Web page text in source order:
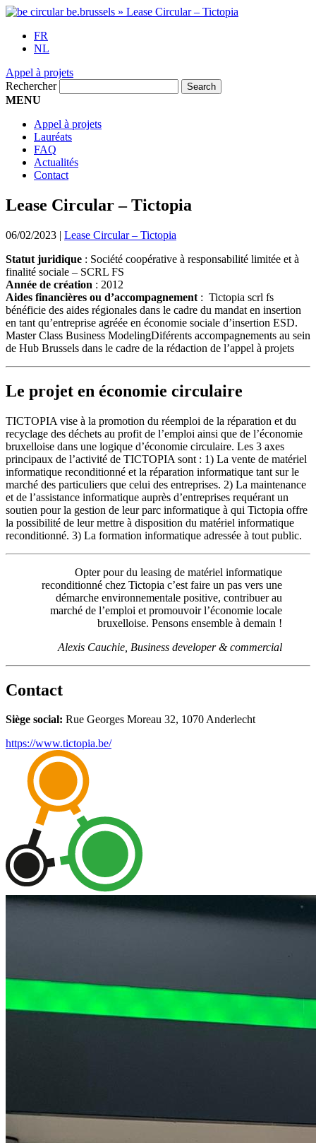
FR
NL
Appel à projets
Rechercher
MENU
Appel à projets
Lauréats
FAQ
Actualités
Contact
Lease Circular – Tictopia
06/02/2023 | Lease Circular – Tictopia
Statut juridique : Société coopérative à responsabilité limitée et à
finalité sociale – SCRL FS
Année de création : 2012
Aides financières ou d’accompagnement : Tictopia scrl fs
bénéficie des aides régionales dans le cadre du mandat en insertion
en tant qu’entreprise agréée en économie sociale d’insertion ESD.
Master Class Business ModelingDiférents accompagnements au sein
de Hub Brussels dans le cadre de la rédaction de l’appel à projets
Le projet en économie circulaire
TICTOPIA vise à la promotion du réemploi de la réparation et du
recyclage des déchets au profit de l’emploi ainsi que de l’économie
bruxelloise dans une logique d’économie circulaire. Les 3 axes
principaux de l’activité de TICTOPIA sont : 1) La vente de matériel
informatique reconditionné et la réparation informatique tant sur le
marché des particuliers que celui des entreprises. 2) La maintenance
et de l’assistance informatique auprès d’entreprises requérant un
soutien pour la gestion de leur parc informatique à qui Tictopia offre
la possibilité de leur mettre à disposition du matériel informatique
reconditionné. 3) La formation informatique adressée à tout public.
Opter pour du leasing de matériel informatique
reconditionné chez Tictopia c’est faire un pas vers une
démarche environnementale positive, contribuer au
marché de l’emploi et promouvoir l’économie locale
bruxelloise. Pensons ensemble à demain !
Alexis Cauchie, Business developer & commercial
Contact
Siège social: Rue Georges Moreau 32, 1070 Anderlecht
https://www.tictopia.be/